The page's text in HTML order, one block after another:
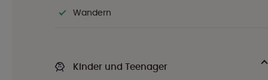
Wandern
Kinder und Teenager